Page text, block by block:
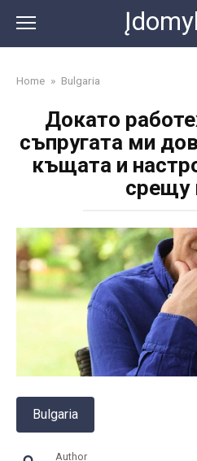
content
Home » Bulgaria
Докато
съпругата ми
къщата и
срещу
Bulgaria
Author